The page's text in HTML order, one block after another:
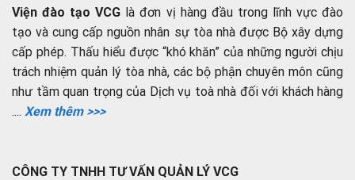
Viện đào tạo VCG là đơn vị hàng đầu trong lĩnh vực đào
tạo và cung cấp nguồn nhân sự tòa nhà được Bộ xây dựng
cấp phép. Thấu hiểu được “khó khăn” của những người chịu
trách nhiệm quản lý tòa nhà, các bộ phận chuyên môn cũng
như tầm quan trọng của Dịch vụ toà nhà đối với khách hàng
.... Xem thêm >>>
CÔNG TY TNHH TƯ VẤN QUẢN LÝ VCG